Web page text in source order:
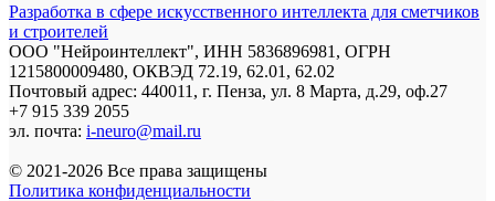
Разработка в сфере искусственного интеллекта для сметчиков
и строителей
ООО "Нейроинтеллект", ИНН 5836896981, ОГРН
1215800009480, ОКВЭД 72.19, 62.01, 62.02
Почтовый адрес: 440011, г. Пенза, ул. 8 Марта, д.29, оф.27
+7 915 339 2055
эл. почта: i-neuro@mail.ru
© 2021-2026 Все права защищены
Политика конфиденциальности